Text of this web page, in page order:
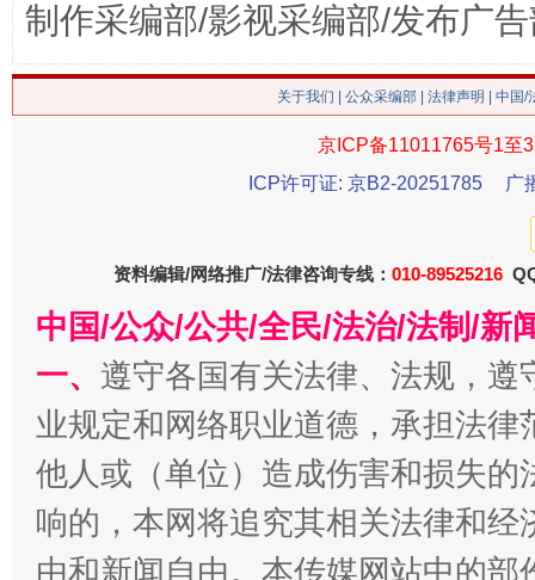
这是一记警钟！ 谢
在谋一域中谋全局
今
制作采编部/影视采编部/发布广
关于我们 公众采编部 法律声明 | 中国
京ICP备11011765号1至
ICP许可证: 京B2-20251785
广
资料编辑/网络推广/法律咨询专线： 010-89525216
中国/公众/公共/全民/法治/法制/新
一、 遵守各国有关法律、法规，
业规定和网络职业道德，承担法
他人或（单位）造成伤害和损失
响的，本网将追究其相关法律和
由和新闻自由。本传媒网站中的